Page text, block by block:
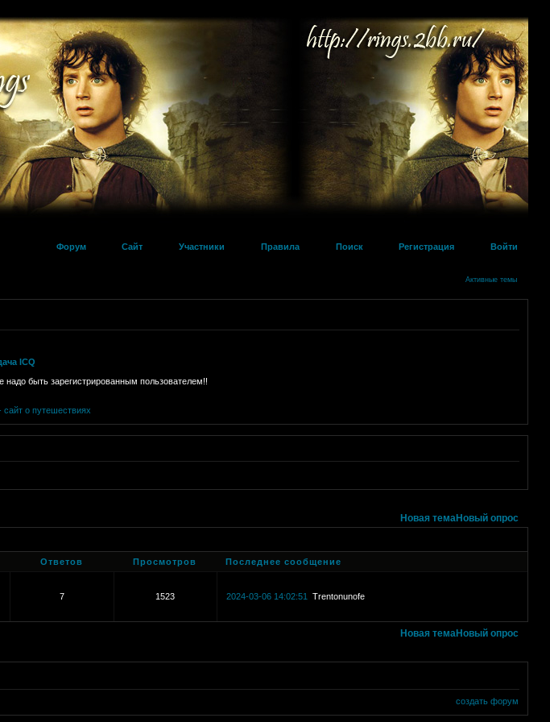
Форум Сайт Участники Правила Поиск Регистрация Войти
Активные темы
ICQ
быть зарегистрированным пользователем!!
сайт о путешествиях
Новая темаНовый опрос
Ответов Просмотров Последнее сообщение
7
1523 2024-03-06 14:02:51 Trentonunofe
Новая темаНовый опрос
создать форум